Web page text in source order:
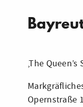
‚The
Opernstraße